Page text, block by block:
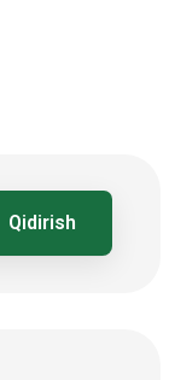
Qidirish